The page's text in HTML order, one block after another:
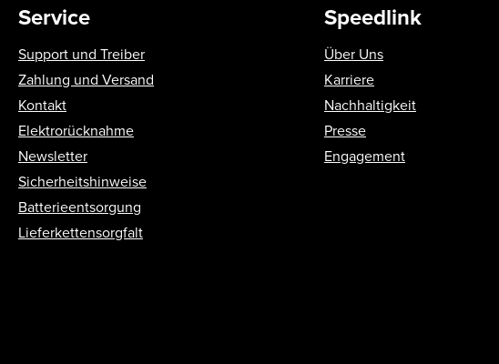
Service
Support und Treiber
Zahlung und Versand
Kontakt
Elektrorücknahme
Newsletter
Sicherheitshinweise
Batterieentsorgung
Lieferkettensorgfalt
Speedlink
Über Uns
Karriere
Nachhaltigkeit
Presse
Engagement